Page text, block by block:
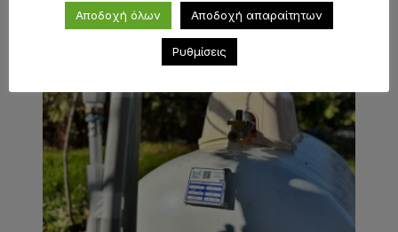
Αποδοχή όλων Αποδοχή απαραίτητων
Ρυθμίσεις